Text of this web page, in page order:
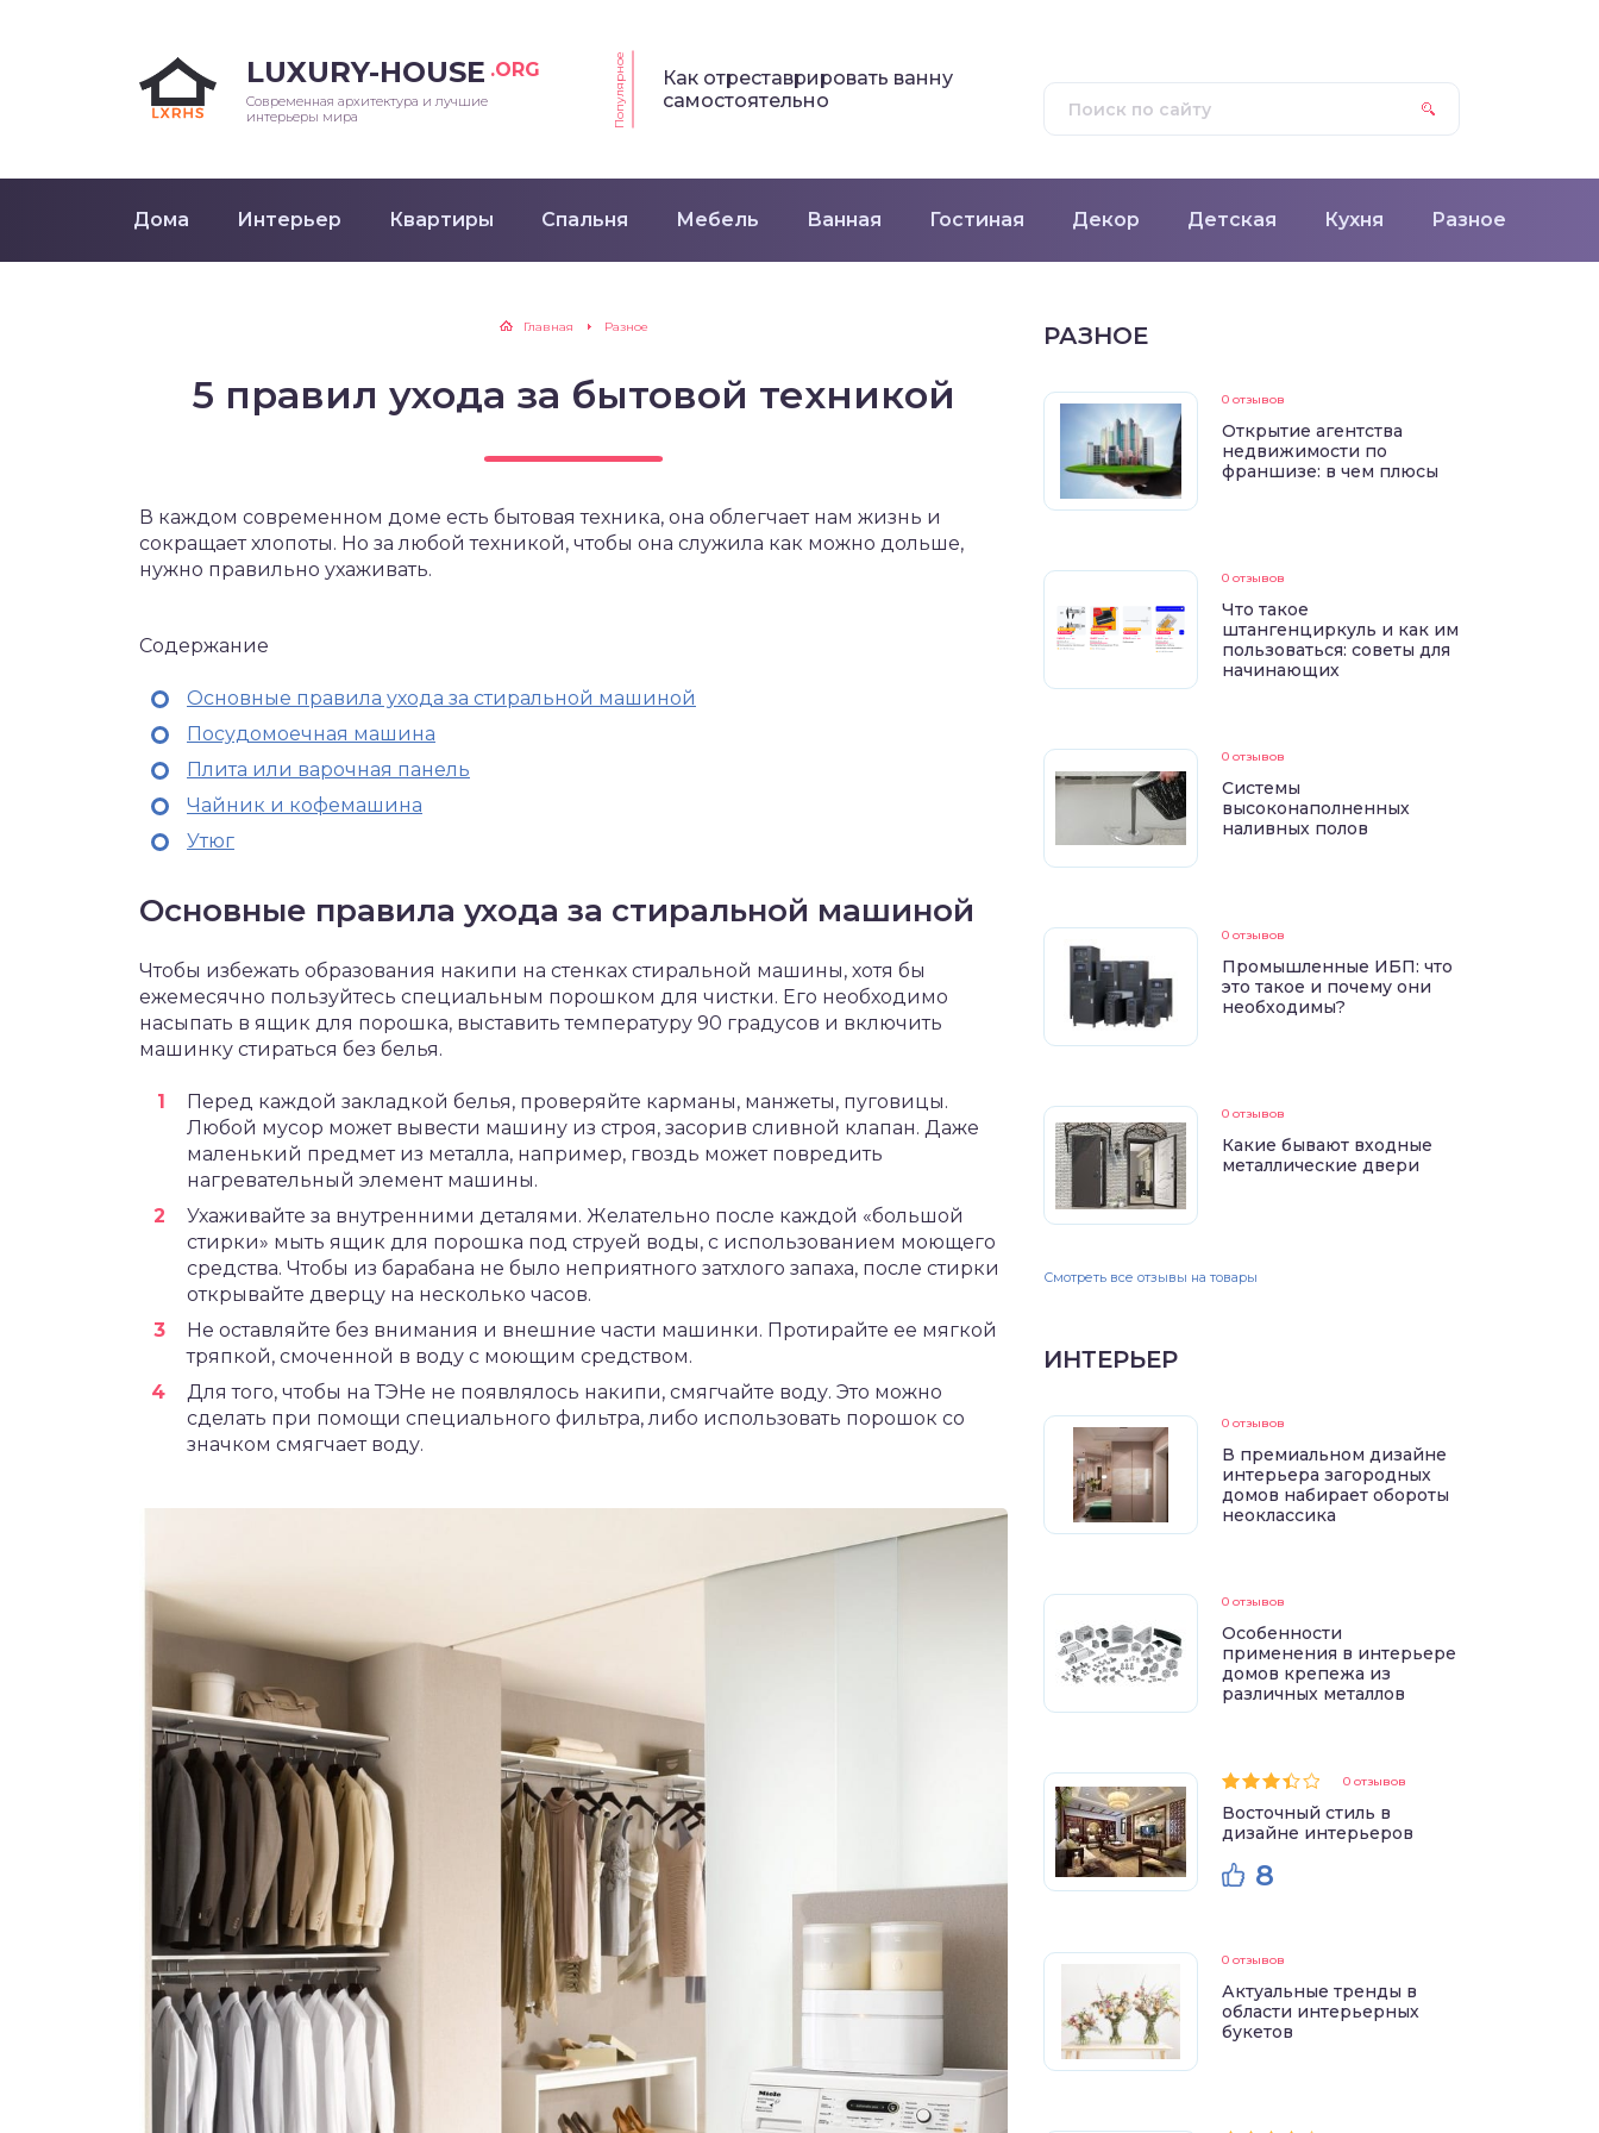
LUXURY-HOUSE .ORG
Современная архитектура и лучшие
интерьеры мира
Популярное
Как отреставрировать ванну
самостоятельно
Дома Интерьер Квартиры Спальня Мебель Ванная Гостиная Декор Детская Кухня Разное
Главная Разное
5 правил ухода за бытовой техникой
В каждом современном доме есть бытовая техника, она облегчает нам жизнь и
сокращает хлопоты. Но за любой техникой, чтобы она служила как можно дольше,
нужно правильно ухаживать.
Содержание
Основные правила ухода за стиральной машиной
Посудомоечная машина
Плита или варочная панель
Чайник и кофемашина
Утюг
Основные правила ухода за стиральной машиной
Чтобы избежать образования накипи на стенках стиральной машины, хотя бы
ежемесячно пользуйтесь специальным порошком для чистки. Его необходимо
насыпать в ящик для порошка, выставить температуру 90 градусов и включить
машинку стираться без белья.
Перед каждой закладкой белья, проверяйте карманы, манжеты, пуговицы.
Любой мусор может вывести машину из строя, засорив сливной клапан. Даже
маленький предмет из металла, например, гвоздь может повредить
нагревательный элемент машины.
Ухаживайте за внутренними деталями. Желательно после каждой «большой
стирки» мыть ящик для порошка под струей воды, с использованием моющего
средства. Чтобы из барабана не было неприятного затхлого запаха, после стирки
открывайте дверцу на несколько часов.
Не оставляйте без внимания и внешние части машинки. Протирайте ее мягкой
тряпкой, смоченной в воду с моющим средством.
Для того, чтобы на ТЭНе не появлялось накипи, смягчайте воду. Это можно
сделать при помощи специального фильтра, либо использовать порошок со
значком смягчает воду.
РАЗНОЕ
0 отзывов
Открытие агентства
недвижимости по
франшизе: в чем плюсы
0 отзывов
Что такое
штангенциркуль и как им
пользоваться: советы для
начинающих
0 отзывов
Системы
высоконаполненных
наливных полов
0 отзывов
Промышленные ИБП: что
это такое и почему они
необходимы?
0 отзывов
Какие бывают входные
металлические двери
Смотреть все отзывы на товары
ИНТЕРЬЕР
0 отзывов
В премиальном дизайне
интерьера загородных
домов набирает обороты
неоклассика
0 отзывов
Особенности
применения в интерьере
домов крепежа из
различных металлов
0 отзывов
Восточный стиль в
дизайне интерьеров
8
0 отзывов
Актуальные тренды в
области интерьерных
букетов